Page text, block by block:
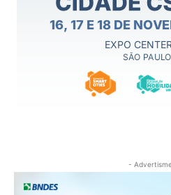
-